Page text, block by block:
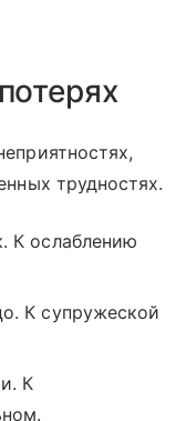
трудностях.
К ослаблению
К супружеской
К